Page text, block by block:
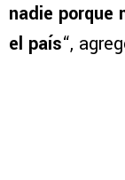
nadie porque
el país“,